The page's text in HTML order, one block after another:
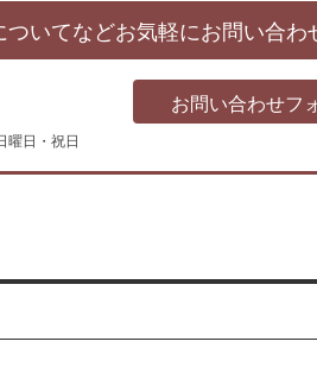
ついてなどお気軽にお問い合わ
日・祝日
お問い合わせフ